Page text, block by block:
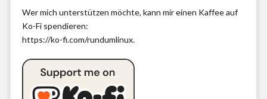
Wer mich unterstützen möchte, kann mir einen Kaffee auf
Ko-Fi spendieren:
https://ko-fi.com/rundumlinux.